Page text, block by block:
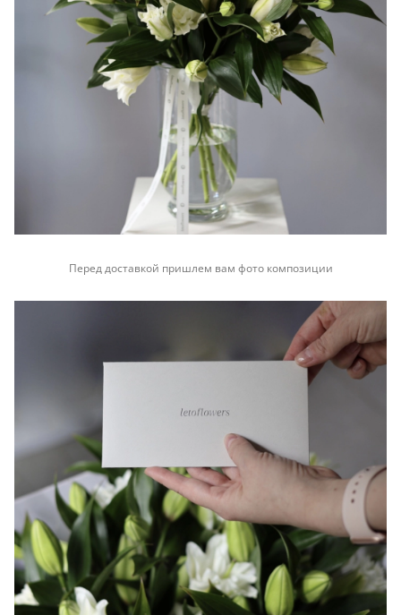
Перед доставкой пришлем вам фото композиции